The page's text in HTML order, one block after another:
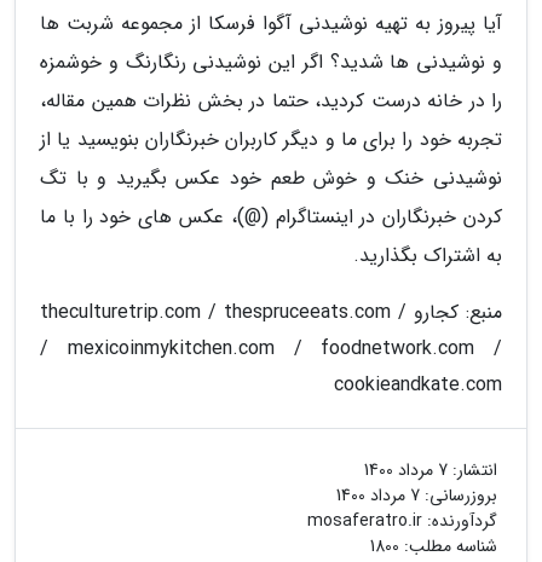
آیا پیروز به تهیه نوشیدنی آگوا فرسکا از مجموعه شربت ها
و نوشیدنی ها شدید؟ اگر این نوشیدنی رنگارنگ و خوشمزه
را در خانه درست کردید، حتما در بخش نظرات همین مقاله،
تجربه خود را برای ما و دیگر کاربران خبرنگاران بنویسید یا از
نوشیدنی خنک و خوش طعم خود عکس بگیرید و با تگ
کردن خبرنگاران در اینستاگرام (@)، عکس های خود را با ما
به اشتراک بگذارید.
منبع: کجارو / theculturetrip.com / thespruceeats.com
/ mexicoinmykitchen.com / foodnetwork.com /
cookieandkate.com
انتشار: 7 مرداد 1400
بروزرسانی: 7 مرداد 1400
گردآورنده: mosaferatro.ir
شناسه مطلب: 1800